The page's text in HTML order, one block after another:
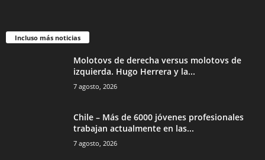
Incluso más noticias
Molotovs de derecha versus molotovs de
izquierda. Hugo Herrera y la...
7 agosto, 2026
Chile – Más de 6000 jóvenes profesionales
trabajan actualmente en las...
7 agosto, 2026